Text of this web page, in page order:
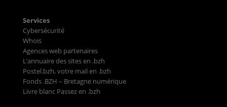
Services
Cybersécurité
Whois
Agences web partenaires
L’annuaire des sites en .bzh
Postel.bzh, votre mail en .bzh
Fonds .BZH – Bretagne numérique
Livre blanc Passez en .bzh